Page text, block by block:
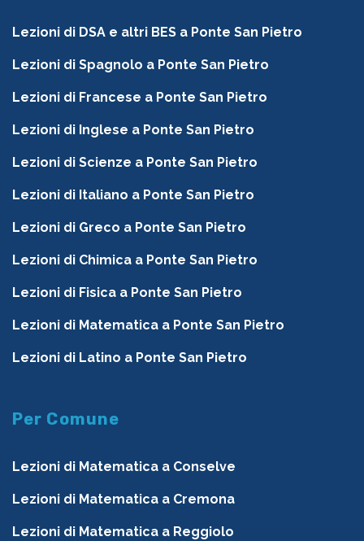
Lezioni di DSA e altri BES a Ponte San Pietro
Lezioni di Spagnolo a Ponte San Pietro
Lezioni di Francese a Ponte San Pietro
Lezioni di Inglese a Ponte San Pietro
Lezioni di Scienze a Ponte San Pietro
Lezioni di Italiano a Ponte San Pietro
Lezioni di Greco a Ponte San Pietro
Lezioni di Chimica a Ponte San Pietro
Lezioni di Fisica a Ponte San Pietro
Lezioni di Matematica a Ponte San Pietro
Lezioni di Latino a Ponte San Pietro
Per Comune
Lezioni di Matematica a Conselve
Lezioni di Matematica a Cremona
Lezioni di Matematica a Reggiolo